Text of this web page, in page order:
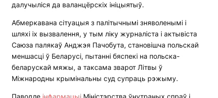
далучыліся да валанцёрскіх ініцыятыў.
Абмеркавана сітуацыя з палітычнымі зняволенымі і
шляхі іх вызвалення, у тым ліку журналіста і актывіста
Саюза палякаў Анджэя Пачобута, становішча польскай
меншасці ў Беларусі, пытанні бяспекі на польска-
беларускай мяжы, а таксама зварот Літвы ў
Міжнародны крымінальны суд супраць рэжыму.
Паводле інфармацыі Міністэрства ўнутраных спраў і